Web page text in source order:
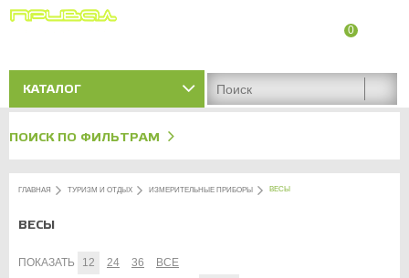
0
КАТАЛОГ
ПОИСК ПО ФИЛЬТРАМ
ГЛАВНАЯ ТУРИЗМ И ОТДЫХ ИЗМЕРИТЕЛЬНЫЕ ПРИБОРЫ ВЕСЫ
ВЕСЫ
ПОКАЗАТЬ 12 24 36
ВСЕ